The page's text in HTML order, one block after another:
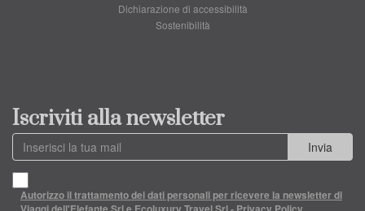
Dichiarazione di accessibilità
Sostenibilità
Iscriviti alla newsletter
Invia
Autorizzo il trattamento dei dati personali per ricevere la newsletter di